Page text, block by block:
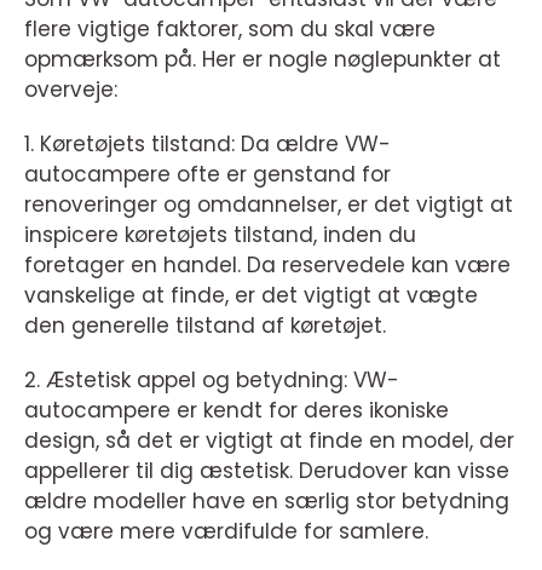
flere vigtige faktorer, som du skal være
opmærksom på. Her er nogle nøglepunkter at
overveje:
1. Køretøjets tilstand: Da ældre VW-
autocampere ofte er genstand for
renoveringer og omdannelser, er det vigtigt at
inspicere køretøjets tilstand, inden du
foretager en handel. Da reservedele kan være
vanskelige at finde, er det vigtigt at vægte
den generelle tilstand af køretøjet.
2. Æstetisk appel og betydning: VW-
autocampere er kendt for deres ikoniske
design, så det er vigtigt at finde en model, der
appellerer til dig æstetisk. Derudover kan visse
ældre modeller have en særlig stor betydning
og være mere værdifulde for samlere.